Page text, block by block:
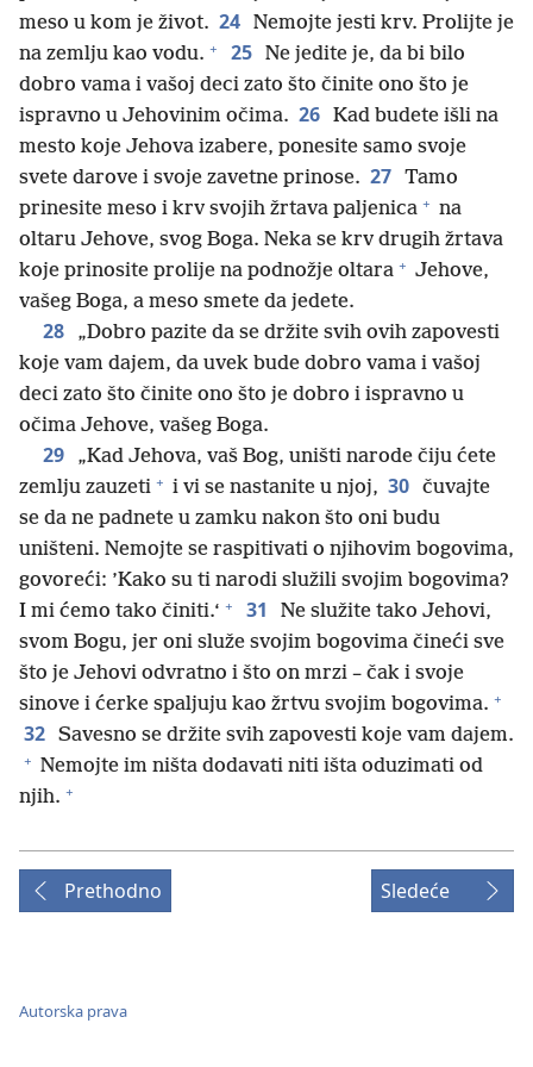
meso u kom je život. 24 Nemojte jesti krv. Prolijte je
na zemlju kao vodu. + 25 Ne jedite je, da bi bilo
dobro vama i vašoj deci zato što činite ono što je
ispravno u Jehovinim očima. 26 Kad budete išli na
mesto koje Jehova izabere, ponesite samo svoje
svete darove i svoje zavetne prinose. 27 Tamo
prinesite meso i krv svojih žrtava paljenica + na
oltaru Jehove, svog Boga. Neka se krv drugih žrtava
koje prinosite prolije na podnožje oltara + Jehove,
vašeg Boga, a meso smete da jedete.
28
„Dobro pazite da se držite svih ovih zapovesti
koje vam dajem, da uvek bude dobro vama i vašoj
deci zato što činite ono što je dobro i ispravno u
očima Jehove, vašeg Boga.
29
„Kad Jehova, vaš Bog, uništi narode čiju ćete
zemlju zauzeti + i vi se nastanite u njoj, 30 čuvajte
se da ne padnete u zamku nakon što oni budu
uništeni. Nemojte se raspitivati o njihovim bogovima,
govoreći: ’Kako su ti narodi služili svojim bogovima?
I mi ćemo tako činiti.‘ + 31
Ne služite tako Jehovi,
svom Bogu, jer oni služe svojim bogovima čineći sve
što je Jehovi odvratno i što on mrzi – čak i svoje
sinove i ćerke spaljuju kao žrtvu svojim bogovima. +
32 Savesno se držite svih zapovesti koje vam dajem.
+ Nemojte im ništa dodavati niti išta oduzimati od
njih. +
Prethodno Sledeće
Autorska prava